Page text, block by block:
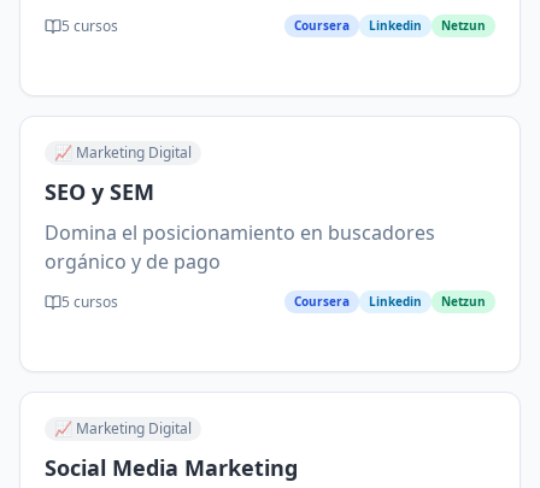
5 cursos Coursera Linkedin Netzun
📈 Marketing Digital
SEO y SEM
Domina el posicionamiento en buscadores
orgánico y de pago
5 cursos Coursera Linkedin Netzun
📈 Marketing Digital
Social Media Marketing